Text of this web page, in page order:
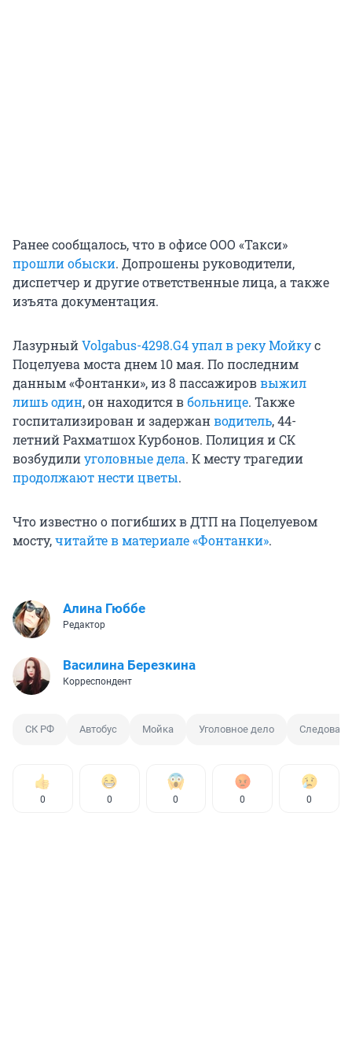
Ранее сообщалось, что в офисе ООО «Такси»
прошли обыски. Допрошены руководители,
диспетчер и другие ответственные лица, а также
изъята документация.
ЛазурныйVolgabus-4298.G4упал в реку Мойкус
Поцелуева моста днем 10 мая. По последним
данным «Фонтанки», из 8 пассажироввыжил
лишь один, он находится вбольнице. Также
госпитализирован и задержанводитель, 44-
летний Рахматшох Курбонов. Полиция и СК
возбудилиуголовные дела. К месту трагедии
продолжают нести цветы.
Что известно о погибших в ДТП на Поцелуевом
мосту,читайте в материале «Фонтанки».
Алина Гюббе
Редактор
Василина Березкина
Корреспондент
СК РФ Автобус Мойка Уголовное дело
0 0 0 0 0